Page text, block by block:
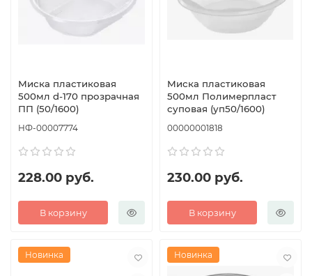
Миска пластиковая
500мл d-170 прозрачная
ПП (50/1600)
НФ-00007774
228.00 руб.
В корзину
Миска пластиковая
500мл Полимерпласт
суповая (уп50/1600)
00000001818
230.00 руб.
В корзину
Новинка Новинка